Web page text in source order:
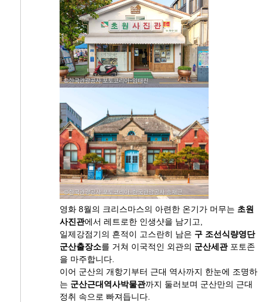
영화 8월의 크리스마스의 아련한 온기가 머무는 초원
사진관에서 레트로한 인생샷을 남기고,
일제강점기의 흔적이 고스란히 남은 구 조선식량영단
군산출장소를 거쳐 이국적인 외관의 군산세관포토존
을 마주합니다.
이어 군산의 개항기부터 근대 역사까지 한눈에 조명하
는 군산근대역사박물관까지 둘러보며 군산만의 근대
정취 속으로 빠져듭니다.